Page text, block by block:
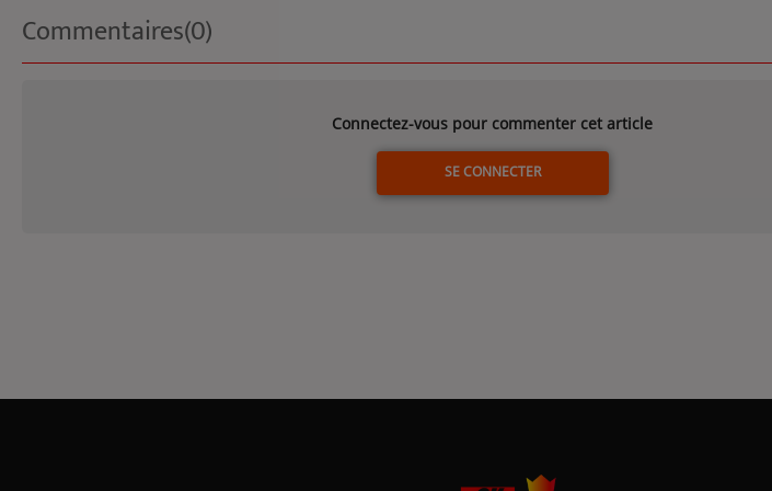
Commentaires(0)
Connectez-vous pour commenter cet article
SE CONNECTER